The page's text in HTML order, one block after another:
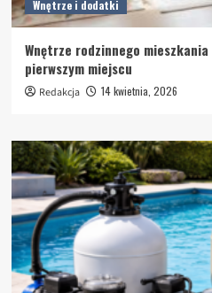
Wnętrze i dodatki
Wnętrze rodzinnego
pierwszym miejscu
Redakcja 14 kwietnia, 2026